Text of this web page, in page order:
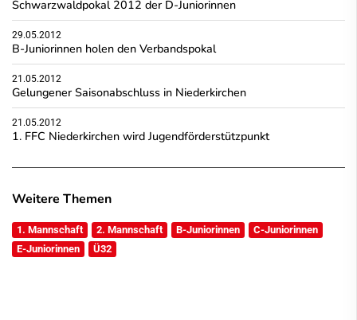
Schwarzwaldpokal 2012 der D-Juniorinnen
29.05.2012
B-Juniorinnen holen den Verbandspokal
21.05.2012
Gelungener Saisonabschluss in Niederkirchen
21.05.2012
1. FFC Niederkirchen wird Jugendförderstützpunkt
Weitere Themen
1. Mannschaft 2. Mannschaft B-Juniorinnen
C-Juniorinnen
E-Juniorinnen
Ü32